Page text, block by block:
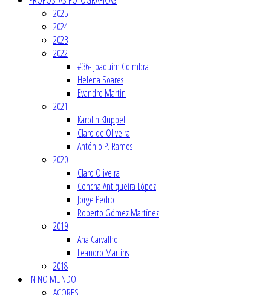
2025
2024
2023
2022
#36- Joaquim Coimbra
Helena Soares
Evandro Martin
2021
Karolin Klüppel
Claro de Oliveira
António P. Ramos
2020
Claro Oliveira
Concha Antiqueira López
Jorge Pedro
Roberto Gómez Martínez
2019
Ana Carvalho
Leandro Martins
2018
iN NO MUNDO